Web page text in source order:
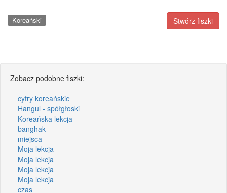
Stwórz fiszki
Koreański
Zobacz podobne fiszki:
cyfry koreańskie
Hangul - spółgłoski
Koreańska lekcja
banghak
miejsca
Moja lekcja
Moja lekcja
Moja lekcja
Moja lekcja
czas